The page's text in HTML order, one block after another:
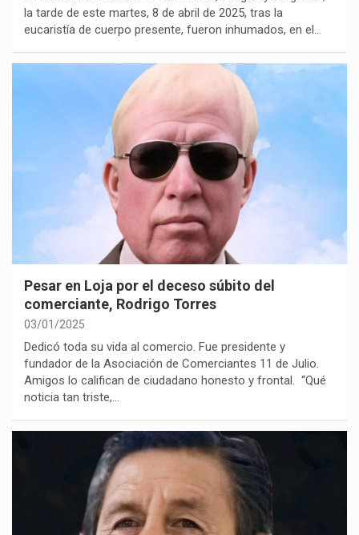
la tarde de este martes, 8 de abril de 2025, tras la
eucaristía de cuerpo presente, fueron inhumados, en el…
Pesar en Loja por el deceso súbito del
comerciante, Rodrigo Torres
03/01/2025
Dedicó toda su vida al comercio. Fue presidente y
fundador de la Asociación de Comerciantes 11 de Julio.
Amigos lo califican de ciudadano honesto y frontal. “Qué
noticia tan triste,…